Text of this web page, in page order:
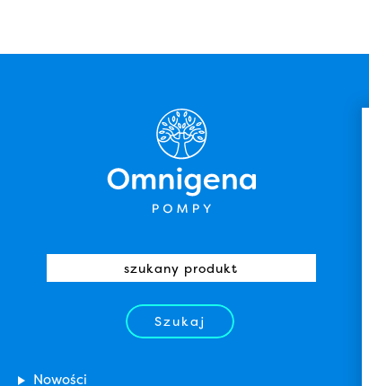
Szukaj
Nowości